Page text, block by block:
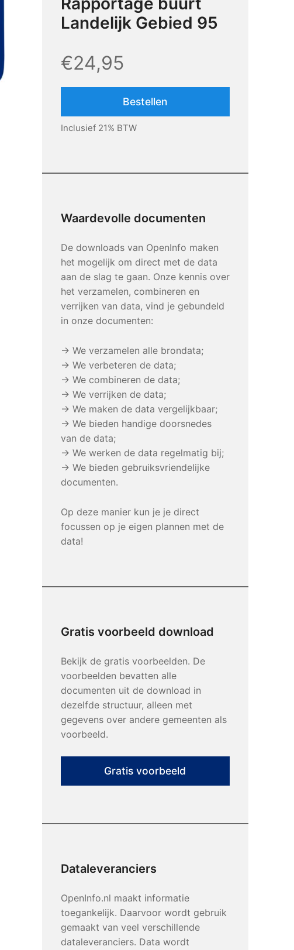
Landelijk Gebied 95
€24,95
Bestellen
Inclusief 21% BTW
Waardevolle documenten
De downloads van OpenInfo maken
het mogelijk om direct met de data
aan de slag te gaan. Onze kennis over
het verzamelen, combineren en
verrijken van data, vind je gebundeld
in onze documenten:
→ We verzamelen alle brondata;
→ We verbeteren de data;
→ We combineren de data;
→ We verrijken de data;
→ We maken de data vergelijkbaar;
→ We bieden handige doorsnedes
van de data;
→ We werken de data regelmatig bij;
→ We bieden gebruiksvriendelijke
documenten.
Op deze manier kun je je direct
focussen op je eigen plannen met de
data!
Gratis voorbeeld download
Bekijk de gratis voorbeelden. De
voorbeelden bevatten alle
documenten uit de download in
dezelfde structuur, alleen met
gegevens over andere gemeenten als
voorbeeld.
Gratis voorbeeld
Dataleveranciers
OpenInfo.nl maakt informatie
toegankelijk. Daarvoor wordt gebruik
gemaakt van veel verschillende
dataleveranciers. Data wordt